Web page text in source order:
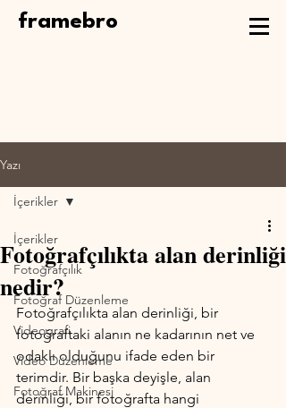
framebro
Yazı
İçerikler
Fotoğrafçılık
Fotoğraf Düzenleme
Videografi
Video Düzenleme
Fotoğraf Makinesi
İçerikler
Fotoğrafçılıkta alan derinliği
nedir?
Fotoğrafçılıkta alan derinliği, bir
fotoğraftaki alanın ne kadarının net ve
odaklı olduğunu ifade eden bir
terimdir. Bir başka deyişle, alan
derinliği, bir fotoğrafta hangi